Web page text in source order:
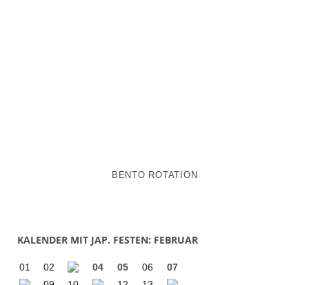
BENTO ROTATION
KALENDER MIT JAP. FESTEN: FEBRUAR
01 02 04 05 06
07